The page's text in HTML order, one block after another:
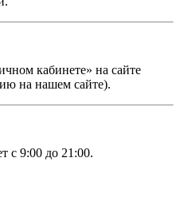
кабинете» на сайте
на нашем сайте).
с 9:00 до 21:00.